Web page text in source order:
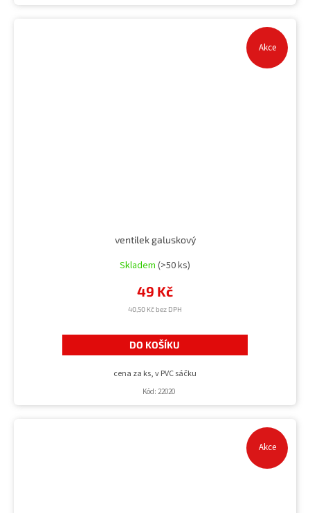
Akce
ventilek galuskový
Skladem (>50 ks)
40,50 Kč bez DPH
49 Kč
DO KOŠÍKU
cena za ks, v PVC sáčku
Kód: 22020
Akce